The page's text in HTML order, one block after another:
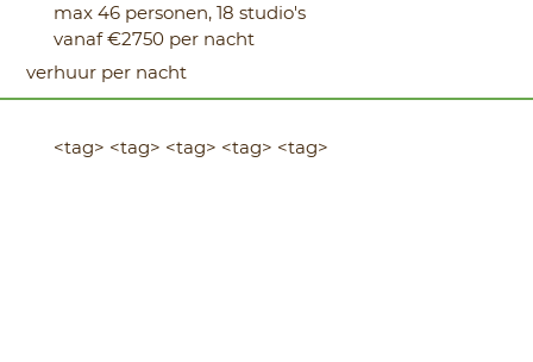
max 46 personen, 18 studio's
vanaf €2750 per nacht
verhuur per nacht
<tag> <tag> <tag> <tag> <tag>